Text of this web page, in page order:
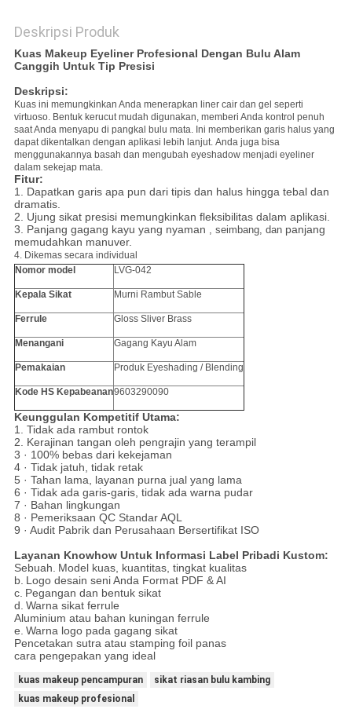
Deskripsi Produk
Kuas Makeup Eyeliner Profesional Dengan Bulu Alam
Canggih Untuk Tip Presisi
Deskripsi:
Kuas ini memungkinkan Anda menerapkan liner cair dan gel seperti
virtuoso. Bentuk kerucut mudah digunakan, memberi Anda kontrol penuh
saat Anda menyapu di pangkal bulu mata. Ini memberikan garis halus yang
dapat dikentalkan dengan aplikasi lebih lanjut. Anda juga bisa
menggunakannya basah dan mengubah eyeshadow menjadi eyeliner
dalam sekejap mata.
Fitur:
1. Dapatkan garis apa pun dari tipis dan halus hingga tebal dan
dramatis.
2. Ujung sikat presisi memungkinkan fleksibilitas dalam aplikasi.
3. Panjang gagang kayu yang nyaman , seimbang, danpanjang
memudahkan manuver.
4. Dikemas secara individual
Nomor model
LVG-042
Kepala Sikat Murni Rambut Sable
Ferrule Gloss Sliver Brass
Menangani Gagang Kayu Alam
Pemakaian Produk Eyeshading / Blending
Kode HS Kepabeanan9603290090
Keunggulan Kompetitif Utama:
1. Tidak ada rambut rontok
2. Kerajinan tangan oleh pengrajin yang terampil
3 · 100% bebas dari kekejaman
4 · Tidak jatuh, tidak retak
5 · Tahan lama, layanan purna jual yang lama
6 · Tidak ada garis-garis, tidak ada warna pudar
7 · Bahan lingkungan
8 · Pemeriksaan QC Standar AQL
9 · Audit Pabrik dan Perusahaan Bersertifikat ISO
Layanan Knowhow Untuk Informasi Label Pribadi Kustom:
Sebuah. Model kuas, kuantitas, tingkat kualitas
b. Logo desain seni Anda Format PDF & AI
c. Pegangan dan bentuk sikat
d. Warna sikat ferrule
Aluminium atau bahan kuningan ferrule
e. Warna logo pada gagang sikat
Pencetakan sutra atau stamping foil panas
cara pengepakan yang ideal
kuas makeup pencampuran
sikat riasan bulu kambing
kuas makeup profesional